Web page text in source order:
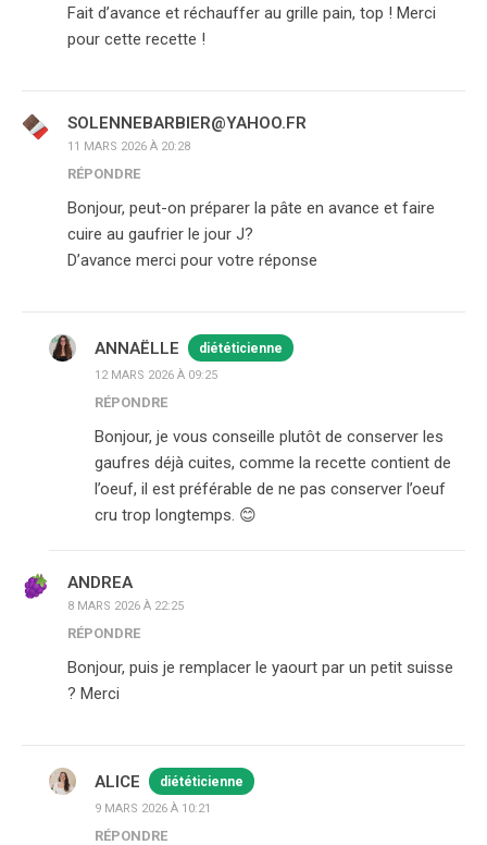
Fait d’avance et réchauffer au grille pain, top ! Merci
pour cette recette !
SOLENNEBARBIER@YAHOO.FR
11 MARS 2026 À 20:28
RÉPONDRE
Bonjour, peut-on préparer la pâte en avance et faire
cuire au gaufrier le jour J?
D’avance merci pour votre réponse
ANNAËLLE diététicienne
12 MARS 2026 À 09:25
RÉPONDRE
Bonjour, je vous conseille plutôt de conserver les
gaufres déjà cuites, comme la recette contient de
l’oeuf, il est préférable de ne pas conserver l’oeuf
cru trop longtemps. 😊
ANDREA
8 MARS 2026 À 22:25
RÉPONDRE
Bonjour, puis je remplacer le yaourt par un petit suisse
? Merci
ALICE diététicienne
9 MARS 2026 À 10:21
RÉPONDRE